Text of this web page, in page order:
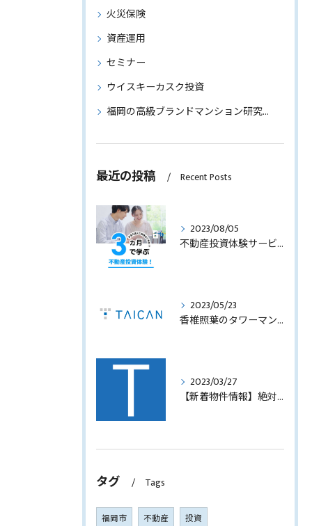
火災保険
資産運用
セミナー
ウイスキーカスク投資
福岡の高級ブランドマンション研究～物件情報もご紹介～
最近の投稿 Recent Posts
2023/08/05
不動産投資体験サービスのサービス内容を見直します！
2023/05/23
香椎照葉のタワーマンション！高利回りオーナーチェンジ販売します！
2023/03/27
【新着物件情報】絶対に手に入れたい福岡市西中洲の収益テナントビル
タグ Tags
福岡市 不動産 投資